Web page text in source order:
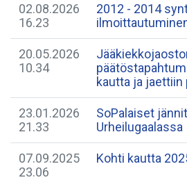
02.08.2026
16.23
2012 - 2014
20.05.2026
10.34
kautta ja jaettiin
23.01.2026
21.33
SoPalaiset
Urheilugaalassa
07.09.2025
23.06
Kohti kautta